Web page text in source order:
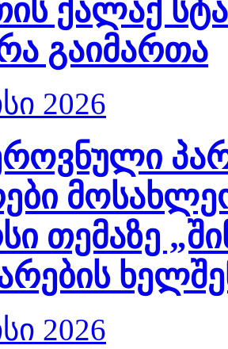
ქალაქ
გაიმართა
2026
თემაზე
2026